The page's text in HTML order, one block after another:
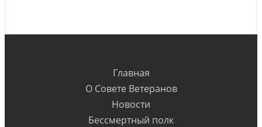
Главная
О Совете Ветеранов
Новости
Бессмертный полк